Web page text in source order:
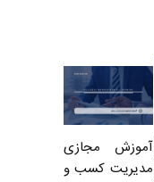
آموزش مجازی
مدیریت کسب و